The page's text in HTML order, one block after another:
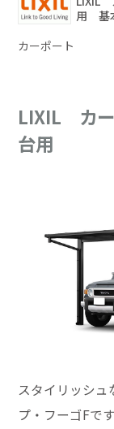
用 基
カーポート
LIXIL カ
台用
スタイリッシュ
プ・フーゴFです